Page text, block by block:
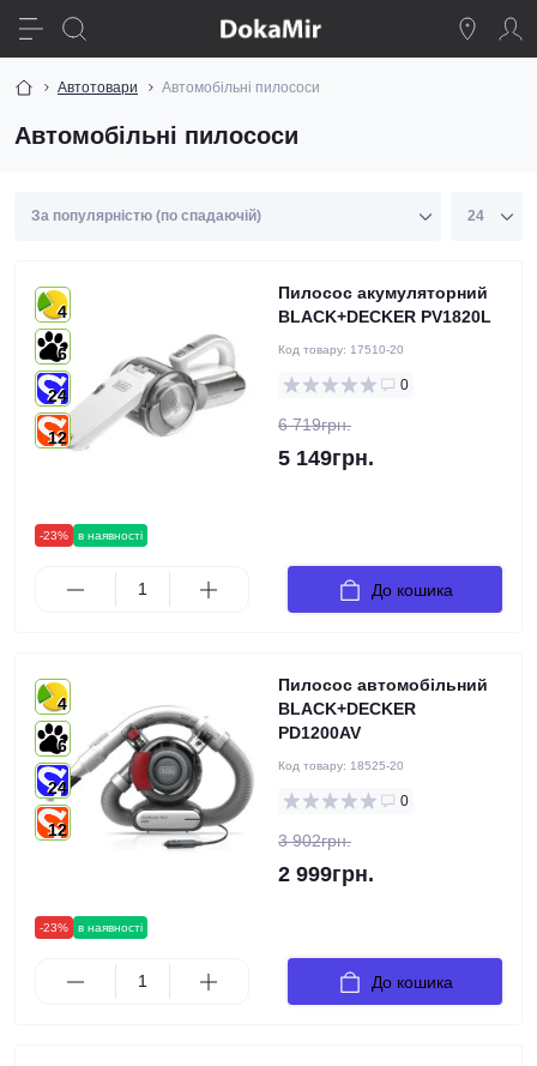
Автотовари Автомобільні пилососи
Автомобільні пилососи
-23% в наявності
4
6
24
12
Пилосос акумуляторний
BLACK+DECKER PV1820L
Код товару: 17510-20
0
6 719грн.
5 149грн.
До кошика
-23% в наявності
4
6
24
12
Пилосос автомобільний
BLACK+DECKER
PD1200AV
Код товару: 18525-20
0
3 902грн.
2 999грн.
До кошика